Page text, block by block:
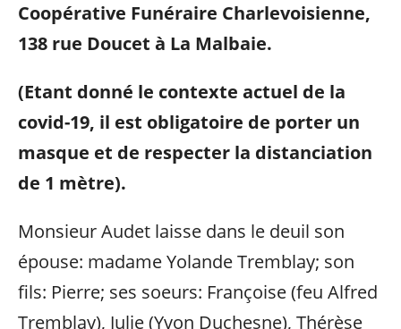
Coopérative Funéraire Charlevoisienne,
138 rue Doucet à La Malbaie.
(Etant donné le contexte actuel de la
covid-19, il est obligatoire de porter un
masque et de respecter la distanciation
de 1 mètre).
Monsieur Audet laisse dans le deuil son
épouse: madame Yolande Tremblay; son
fils: Pierre; ses soeurs: Françoise (feu Alfred
Tremblay), Julie (Yvon Duchesne), Thérèse